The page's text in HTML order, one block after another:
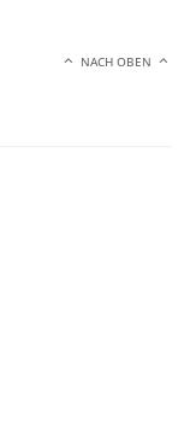
NACH OBEN